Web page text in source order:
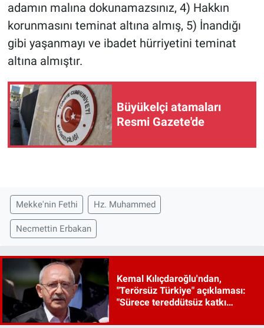
adamın malına dokunamazsınız, 4) Hakkın
korunmasını teminat altına almış, 5) İnandığı
gibi yaşanmayı ve ibadet hürriyetini teminat
altına almıştır.
Büyükelçi atamaları
Resmi Gazete'de
Mekke'nin Fethi Hz. Muhammed
Necmettin Erbakan
Kemal Kılıçdaroğlu'ndan,
"Terörsüz Türkiye" açıklaması:
"Sürece tereddütsüz katkı